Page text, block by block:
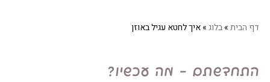
דף הבית»בלוג»איך לחטא עגיל באוזן
התחדשתם - מה עכשיו?